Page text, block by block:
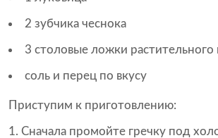
2 зубчика чеснока
3 столовые ложки растительного
соль и перец по вкусу
Приступим к приготовлению:
Сначала промойте гречку под